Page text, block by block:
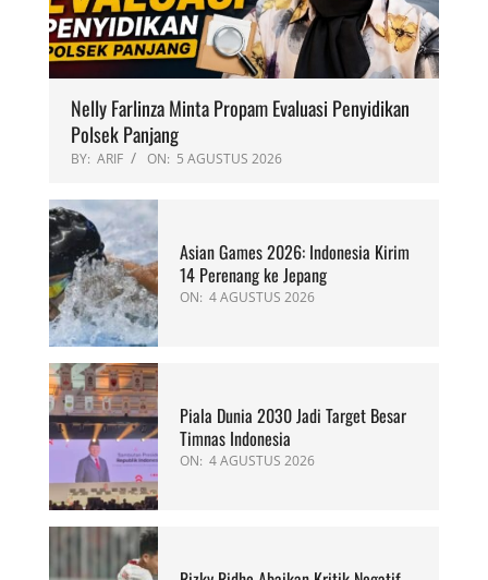
Nelly Farlinza Minta Propam Evaluasi Penyidikan
Polsek Panjang
BY: ARIF ON: 5 AGUSTUS 2026
Asian Games 2026: Indonesia Kirim
14 Perenang ke Jepang
ON: 4 AGUSTUS 2026
Piala Dunia 2030 Jadi Target Besar
Timnas Indonesia
ON: 4 AGUSTUS 2026